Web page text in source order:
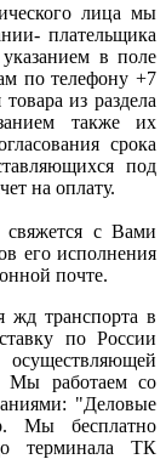
лица мы
плательщика
в поле
по телефону +7
из раздела
также их
срока
под
на оплату.
свяжется с Вами
его исполнения
почте.
жд транспорта в
по России
Мы работаем со
"Деловые
Мы бесплатно
терминала ТК